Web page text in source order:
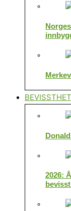
BEVISSTHET
2026: